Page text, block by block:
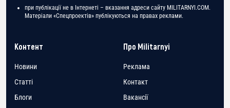
при публікації не в Інтернеті – вказання адреси сайту MILITARNYI.COM.
Матеріали «Спецпроектів» публікуються на правах реклами.
Контент
Новини
Статті
Блоги
Про Militarnyi
Реклама
Контакт
Вакансії